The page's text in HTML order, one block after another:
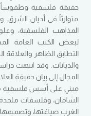
حقيقة فلسفية وطقوساً
متوارثاً في أديان
المذاهب الفلسفية،
لبعض الكتب العامة
التطابق الظاهر والعلاقة
والديانات. وقد انتهت
المجال إلى بيان حقيقة
مبني على أسس فلسفية
الشامان، وفلسفات
الغرب صياغتها،